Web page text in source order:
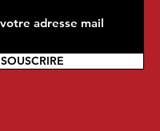
SOUSCRIRE